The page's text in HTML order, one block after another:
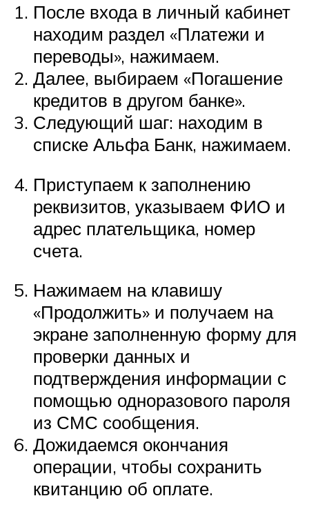
После входа в личный кабинет
находим раздел «Платежи и
переводы», нажимаем.
Далее, выбираем «Погашение
кредитов в другом банке».
Следующий шаг: находим в
списке Альфа Банк, нажимаем.
Приступаем к заполнению
реквизитов, указываем ФИО и
адрес плательщика, номер
счета.
Нажимаем на клавишу
«Продолжить» и получаем на
экране заполненную форму для
проверки данных и
подтверждения информации с
помощью одноразового пароля
из СМС сообщения.
Дожидаемся окончания
операции, чтобы сохранить
квитанцию об оплате.